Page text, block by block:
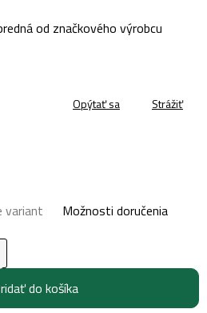
variant Možnosti doručenia
do košíka
od značkového výrobcu
Opýtať sa Strážiť